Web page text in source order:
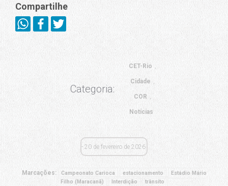
Compartilhe
Categoria:
CET-Rio
Cidade
COR
Notícias
20 de fevereiro de 2026
Marcações: Campeonato Carioca estacionamento
Estádio Mário
Filho (Maracanã)
Interdição trânsito